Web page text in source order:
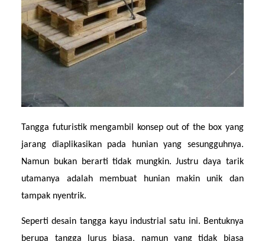
Tangga futuristik mengambil konsep out of the box yang
jarang diaplikasikan pada hunian yang sesungguhnya.
Namun bukan berarti tidak mungkin. Justru daya tarik
utamanya adalah membuat hunian makin unik dan
tampak nyentrik.
Seperti desain tangga kayu industrial satu ini. Bentuknya
berupa tangga lurus biasa, namun yang tidak biasa